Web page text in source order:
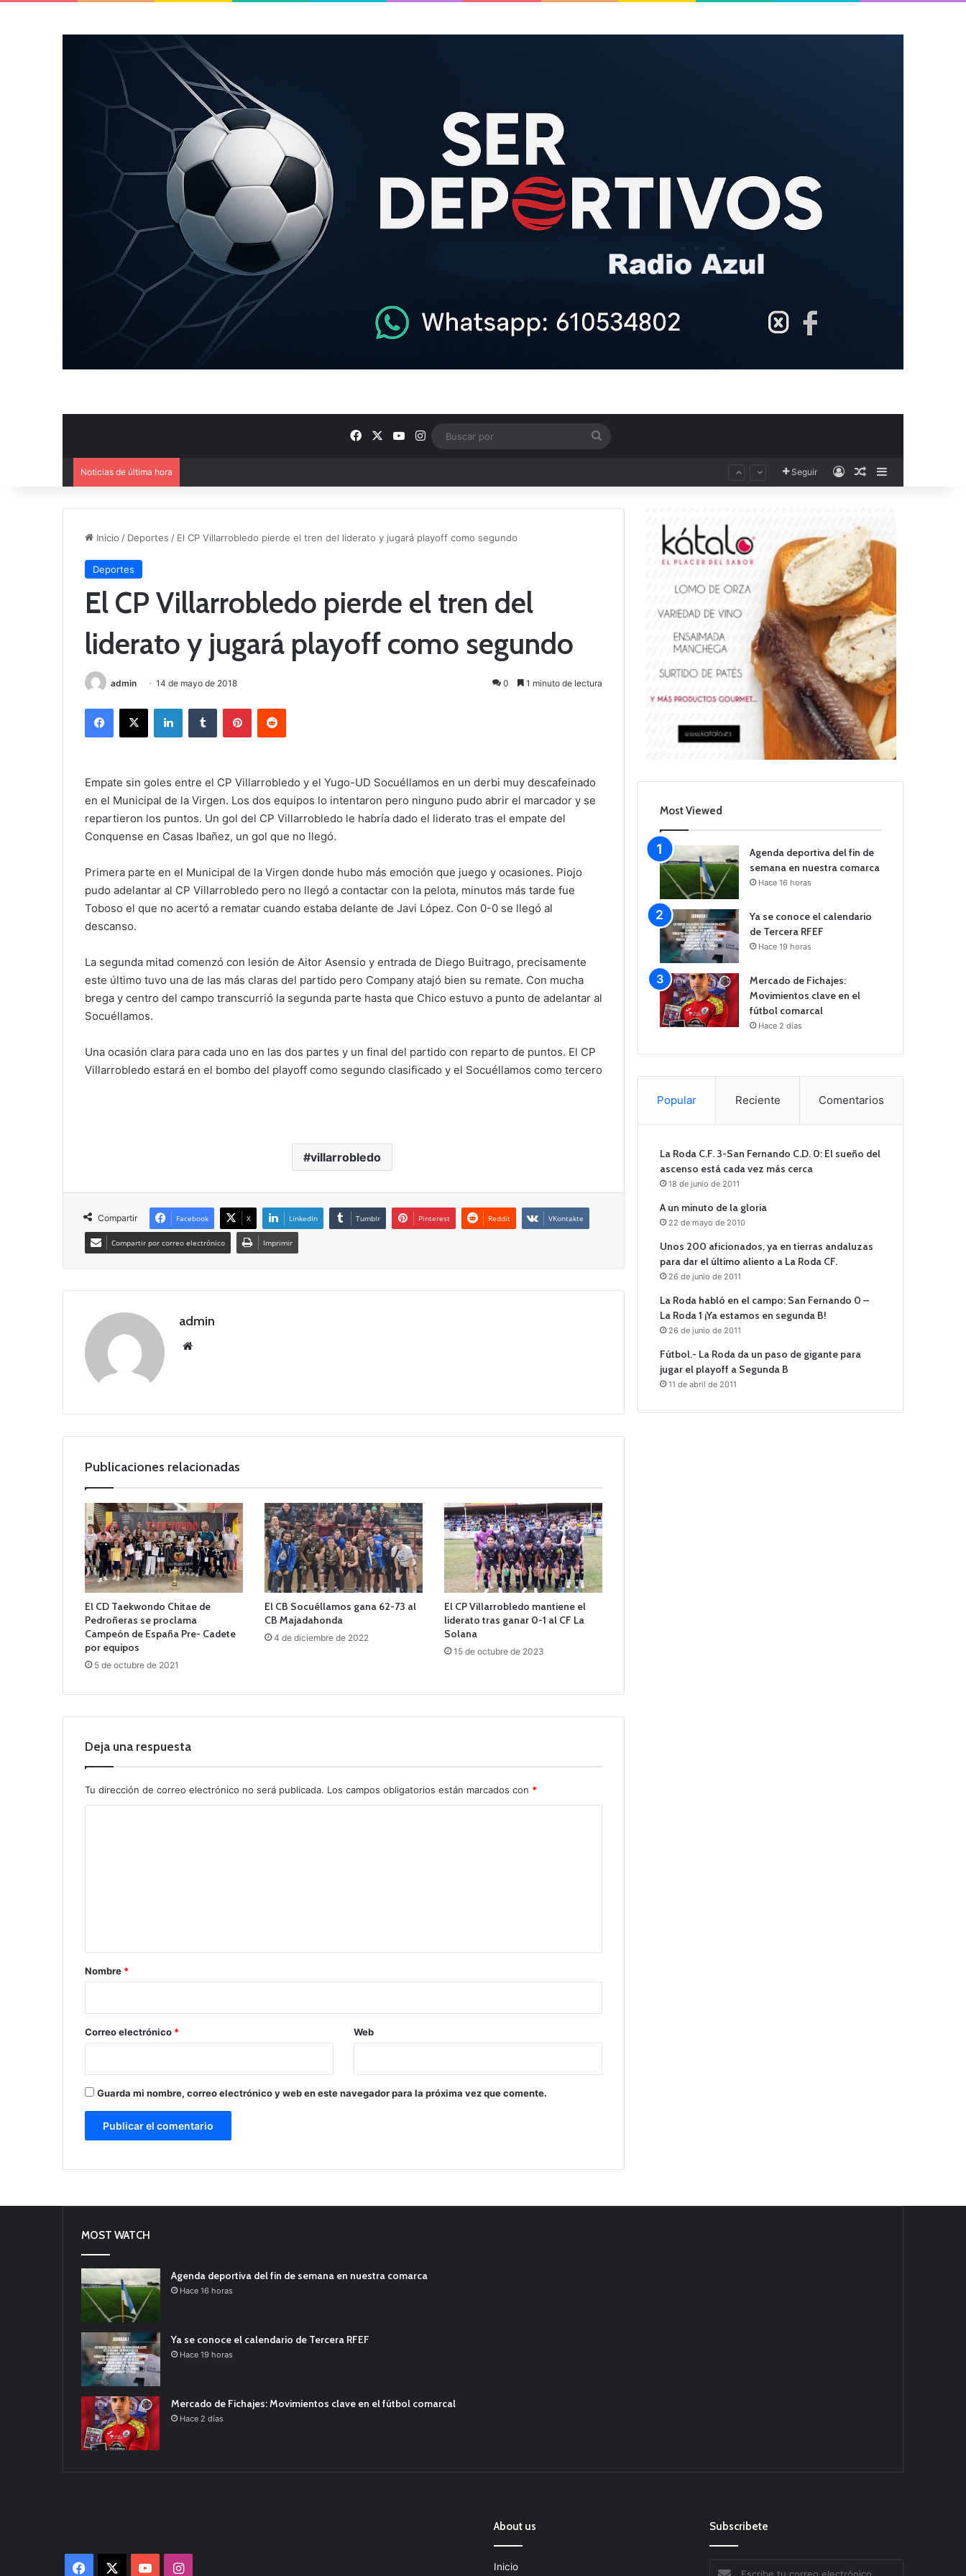
FacebookYouTube
Instagram
Noticias de última hora Seguir AccesoPublicación al
Inicio / Deportes / El CP Villarrobledo pierde el tren del liderato y jugará playoff como segundo
Deportes
El CP Villarrobledo pierde el tren del
liderato y jugará playoff como segundo
admin 14 de mayo de 2018 0 1 minuto de lectura
Empate sin goles entre el CP Villarrobledo y el Yugo-UD Socuéllamos en un derbi muy descafeinado
en el Municipal de la Virgen. Los dos equipos lo intentaron pero ninguno pudo abrir el marcador y se
repartieron los puntos. Un gol del CP Villarrobledo le habría dado el liderato tras el empate del
Conquense en Casas Ibañez, un gol que no llegó.
Primera parte en el Municipal de la Virgen donde hubo más emoción que juego y ocasiones. Piojo
pudo adelantar al CP Villarrobledo pero no llegó a contactar con la pelota, minutos más tarde fue
Toboso el que no acertó a rematar cuando estaba delante de Javi López. Con 0-0 se llegó al
descanso.
La segunda mitad comenzó con lesión de Aitor Asensio y entrada de Diego Buitrago, precisamente
este último tuvo una de las más claras del partido pero Company atajó bien su remate. Con mucha
brega y centro del campo transcurrió la segunda parte hasta que Chico estuvo a punto de adelantar al
Socuéllamos.
Una ocasión clara para cada uno en las dos partes y un final del partido con reparto de puntos. El CP
Villarrobledo estará en el bombo del playoff como segundo clasificado y el Socuéllamos como tercero
villarrobledo
Compartir Facebook X LinkedIn Tumblr Pinterest Reddit VKontakte
Compartir por correo electrónico Imprimir
admin
Publicaciones relacionadas
El CD Taekwondo Chitae de
Pedroñeras se proclama
Campeón de España Pre- Cadete
por equipos
5 de octubre de 2021
El CB Socuéllamos gana 62-73 al
CB Majadahonda
4 de diciembre de 2022
El CP Villarrobledo mantiene el
liderato tras ganar 0-1 al CF La
Solana
15 de octubre de 2023
Deja una respuesta
Tu dirección de correo electrónico no será publicada. Los campos obligatorios están marcados con *
r
*
Nombre *
Correo electrónico * Web
Guarda mi nombre, correo electrónico y web en este navegador para la próxima vez que comente.
Most Viewed
Agenda deportiva del fin de
semana en nuestra comarca
Hace 16 horas
Ya se conoce el calendario
de Tercera RFEF
Hace 19 horas
Mercado de Fichajes:
Movimientos clave en el
fútbol comarcal
Hace 2 días
Popular Reciente Comentarios
La Roda C.F. 3-San Fernando C.D. 0: El sueño del
ascenso está cada vez más cerca
18 de junio de 2011
A un minuto de la gloria
22 de mayo de 2010
Unos 200 aficionados, ya en tierras andaluzas
para dar el último aliento a La Roda CF.
26 de junio de 2011
La Roda habló en el campo: San Fernando 0 –
La Roda 1 ¡Ya estamos en segunda B!
26 de junio de 2011
Fútbol.- La Roda da un paso de gigante para
jugar el playoff a Segunda B
11 de abril de 2011
MOST WATCH
Agenda deportiva del fin de semana en nuestra comarca
Hace 16 horas
Ya se conoce el calendario de Tercera RFEF
Hace 19 horas
Mercado de Fichajes: Movimientos clave en el fútbol comarcal
Hace 2 días
Facebook YouTubeInstagram
About us
Inicio
Subscribete